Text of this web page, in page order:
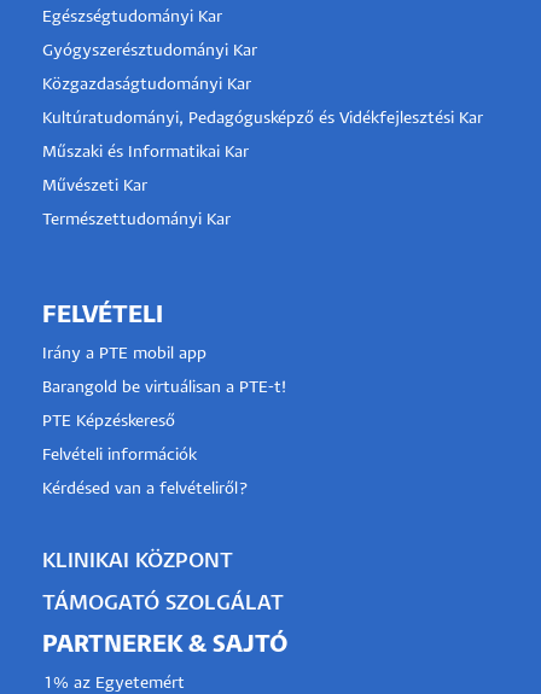
Egészségtudományi Kar
Gyógyszerésztudományi Kar
Közgazdaságtudományi Kar
Kultúratudományi, Pedagógusképző és Vidékfejlesztési Kar
Műszaki és Informatikai Kar
Művészeti Kar
Természettudományi Kar
FELVÉTELI
Irány a PTE mobil app
Barangold be virtuálisan a PTE-t!
PTE Képzéskereső
Felvételi információk
Kérdésed van a felvételiről?
KLINIKAI KÖZPONT
TÁMOGATÓ SZOLGÁLAT
PARTNEREK & SAJTÓ
1% az Egyetemért